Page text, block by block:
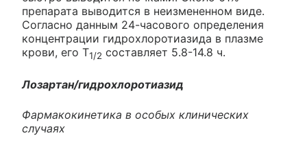
препарата выводится в неизмененном виде.
Согласно данным 24-часового определения
концентрации гидрохлоротиазида в плазме
крови, его Т1/2 составляет 5.8-14.8 ч.
Лозартан/гидрохлоротиазид
Фармакокинетика в особых клинических
случаях